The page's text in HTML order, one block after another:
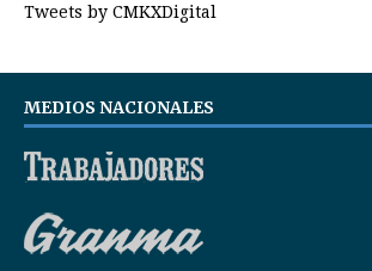
Tweets by CMKXDigital
MEDIOS NACIONALES